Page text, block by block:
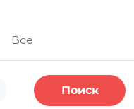
Все
Поиск